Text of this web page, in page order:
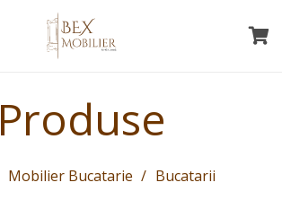
Produse
Mobilier Bucatarie / Bucatarii